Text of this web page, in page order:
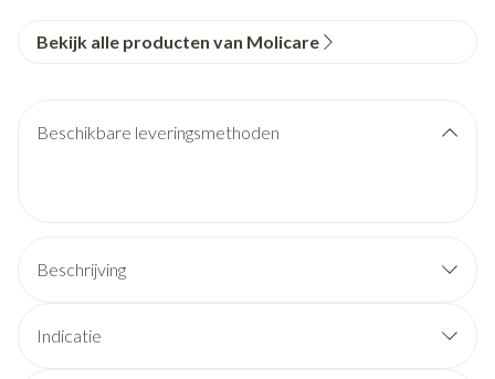
Bekijk alle producten van Molicare
Beschikbare leveringsmethoden
Beschrijving
Indicatie